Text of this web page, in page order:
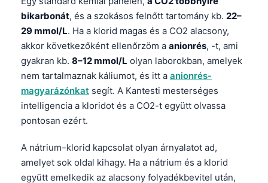
bikarbonát, és a szokásos felnőtt tartomány kb. 22–
29 mmol/L. Ha a klorid magas és a CO2 alacsony,
akkor következőként ellenőrzöm a anionrés, -t, ami
gyakran kb. 8–12 mmol/L olyan laborokban, amelyek
nem tartalmaznak káliumot, és itt a anionrés-
magyarázónkat segít. A Kantesti mesterséges
intelligencia a kloridot és a CO2-t együtt olvassa
pontosan ezért.
A nátrium–klorid kapcsolat olyan árnyalatot ad,
amelyet sok oldal kihagy. Ha a nátrium és a klorid
együtt emelkedik az alacsony folyadékbevitel után,